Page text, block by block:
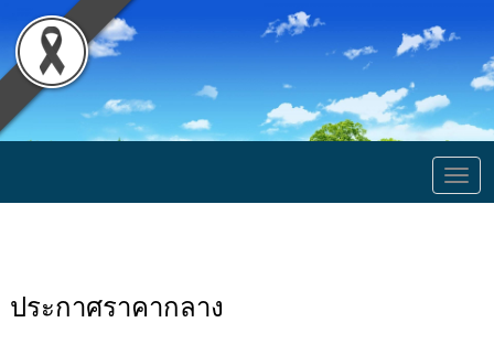
ประกาศราคากลาง